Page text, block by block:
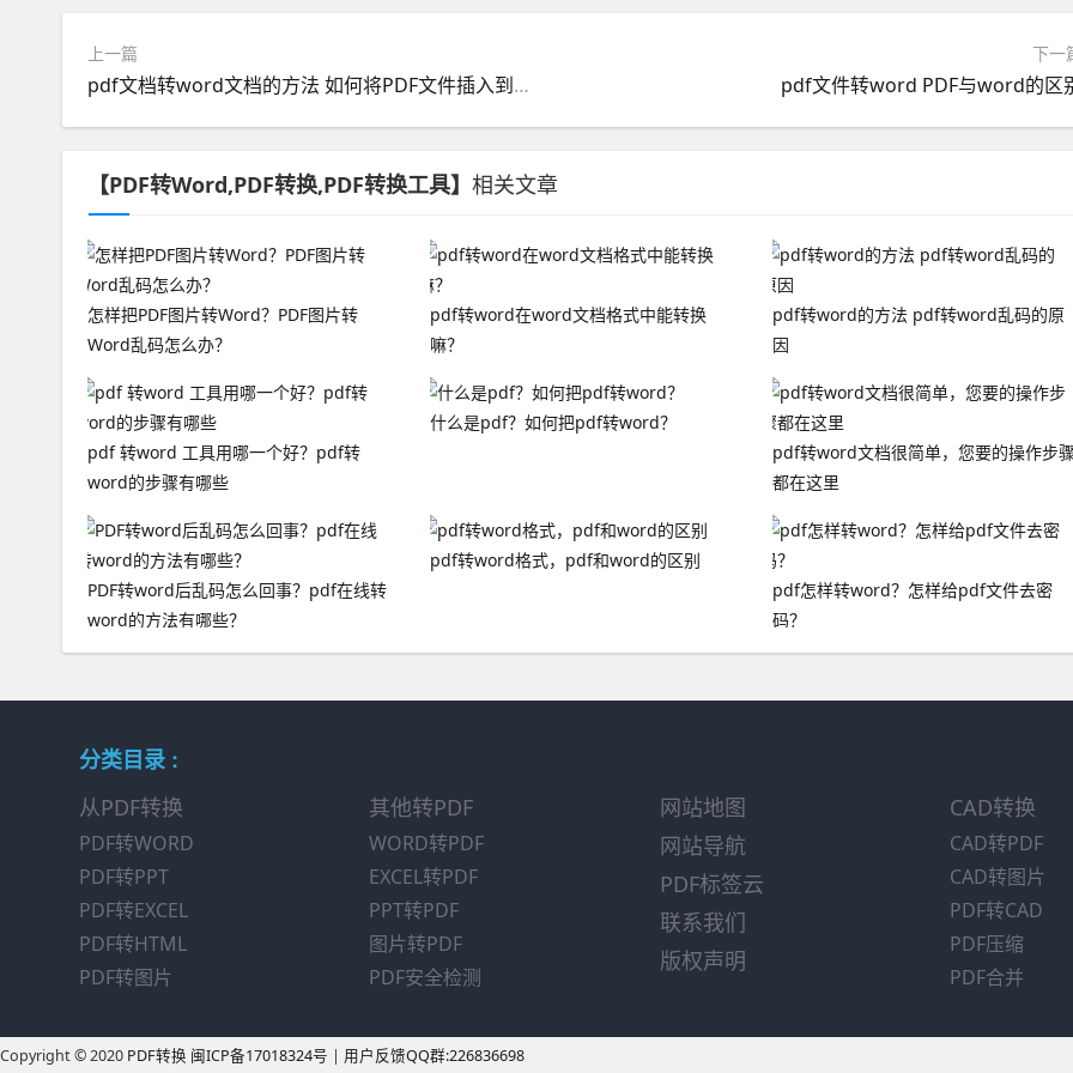
上一篇
pdf文档转word文档的方法 如何将PDF文件插入到WORD中
下一
pdf文件转word PDF与word的区
【PDF转Word,PDF转换,PDF转换工具】 相关文章
怎样把PDF图片转Word？PDF图片转
Word乱码怎么办？
pdf转word在word文档格式中能转换
嘛？
pdf转word的方法 pdf转word乱码的原
因
pdf 转word 工具用哪一个好？pdf转
word的步骤有哪些
什么是pdf？如何把pdf转word？
pdf转word文档很简单，您要的操作步骤
都在这里
PDF转word后乱码怎么回事？pdf在线转
word的方法有哪些？
pdf转word格式，pdf和word的区别
pdf怎样转word？怎样给pdf文件去密
码？
分类目录 :
从PDF转换
PDF转WORD
PDF转PPT
PDF转EXCEL
PDF转HTML
PDF转图片
其他转PDF
WORD转PDF
EXCEL转PDF
PPT转PDF
图片转PDF
PDF安全检测
网站地图
网站导航
PDF标签云
联系我们
版权声明
CAD转换
CAD转PDF
CAD转图片
PDF转CAD
PDF压缩
PDF合并
Copyright © 2020 PDF转换 闽ICP备17018324号 | 用户反馈QQ群:226836698